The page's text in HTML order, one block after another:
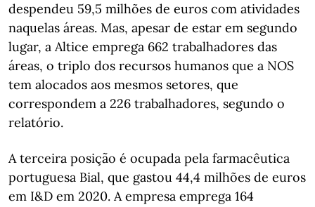
despendeu 59,5 milhões de euros com atividades
naquelas áreas. Mas, apesar de estar em segundo
lugar, a Altice emprega 662 trabalhadores das
áreas, o triplo dos recursos humanos que a NOS
tem alocados aos mesmos setores, que
correspondem a 226 trabalhadores, segundo o
relatório.
A terceira posição é ocupada pela farmacêutica
portuguesa Bial, que gastou 44,4 milhões de euros
em I&D em 2020. A empresa emprega 164